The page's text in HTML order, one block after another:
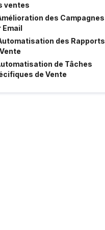
ventes
des Campagnes
Email
des Rapports
de Tâches
de Vente